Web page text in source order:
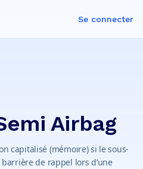
Se connecter
Airbag
capitalisé (mémoire) si le sous-
de rappel lors d’une